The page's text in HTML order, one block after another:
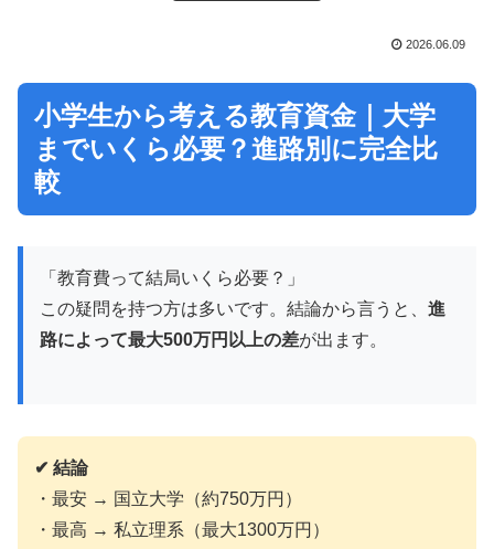
2026.06.09
小学生から考える教育資金｜大学
までいくら必要？進路別に完全比
較
「教育費って結局いくら必要？」
この疑問を持つ方は多いです。結論から言うと、 進
路によって最大500万円以上の差が出ます。
✔ 結論
・最安 → 国立大学（約750万円）
・最高 → 私立理系（最大1300万円）